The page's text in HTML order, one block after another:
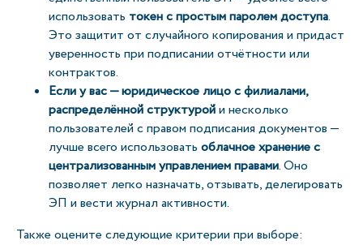
использовать токен с простым паролем доступа.
Это защитит от случайного копирования и придаст
уверенность при подписании отчётности или
контрактов.
Если у вас — юридическое лицо с филиалами,
распределённой структуройи несколько
пользователей с правом подписания документов —
лучше всего использовать облачное хранение с
централизованным управлением правами. Оно
позволяет легко назначать, отзывать, делегировать
ЭП и вести журнал активности.
Также оцените следующие критерии при выборе: